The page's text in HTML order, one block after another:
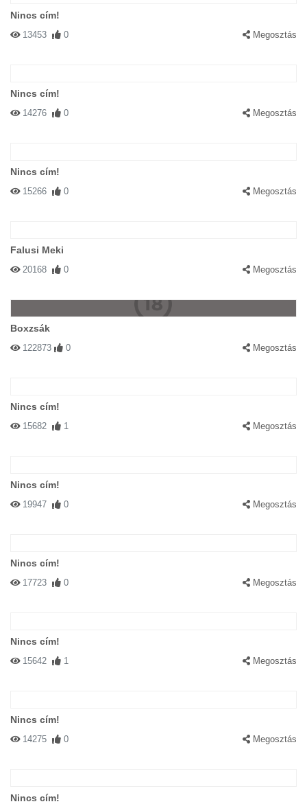
Nincs cím!
13453 0 Megosztás
Nincs cím!
14276 0 Megosztás
Nincs cím!
15266 0 Megosztás
Falusi Meki
20168 0 Megosztás
Boxzsák
122873 0 Megosztás
Nincs cím!
15682 1 Megosztás
Nincs cím!
19947 0 Megosztás
Nincs cím!
17723 0 Megosztás
Nincs cím!
15642 1 Megosztás
Nincs cím!
14275 0 Megosztás
Nincs cím!